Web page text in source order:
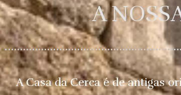
A
A Casa da Cerca é de antigas